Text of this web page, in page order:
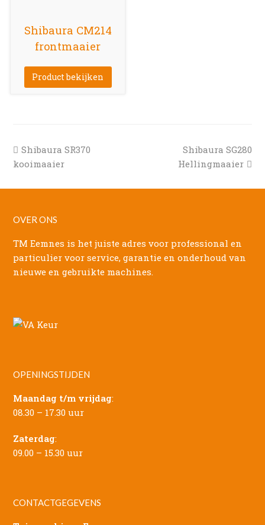
Shibaura CM214
frontmaaier
Product bekijken
previous
post:
Shibaura SR370
kooimaaier
next
post:
Shibaura SG280
Hellingmaaier
OVER ONS
TM Eemnes is het juiste adres voor professional en
particulier voor service, garantie en onderhoud van
nieuwe en gebruikte machines.
OPENINGSTIJDEN
Maandag t/m vrijdag:
08.30 – 17.30 uur
Zaterdag:
09.00 – 15.30 uur
CONTACTGEGEVENS